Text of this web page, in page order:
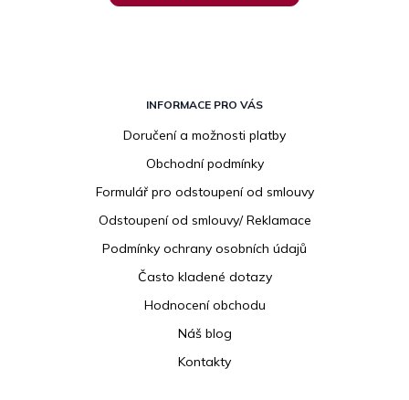
INFORMACE PRO VÁS
Doručení a možnosti platby
Obchodní podmínky
Formulář pro odstoupení od smlouvy
Odstoupení od smlouvy/ Reklamace
Podmínky ochrany osobních údajů
Často kladené dotazy
Hodnocení obchodu
Náš blog
Kontakty